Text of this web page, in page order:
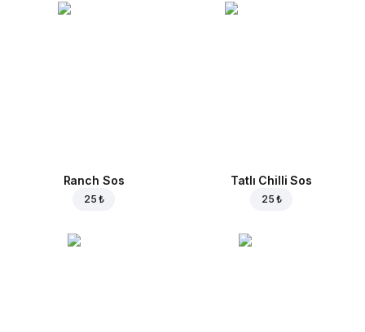
Ranch Sos
25 ₺
Tatlı Chilli Sos
25 ₺